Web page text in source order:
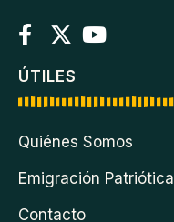
ÚTILES
Quiénes Somos
Emigración Patriótica
Contacto